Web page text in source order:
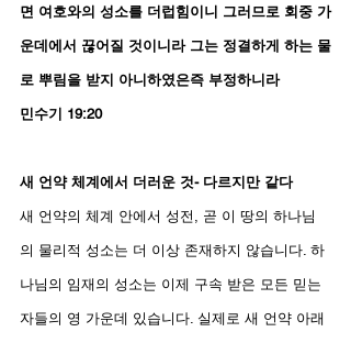
면 여호와의 성소를 더럽힘이니 그러므로 회중 가
운데에서 끊어질 것이니라 그는 정결하게 하는 물
로 뿌림을 받지 아니하였은즉 부정하니라
민수기 19:20
새 언약 체계에서 더러운 것- 다르지만 같다
새 언약의 체계 안에서 성전, 곧 이 땅의 하나님
의 물리적 성소는 더 이상 존재하지 않습니다. 하
나님의 임재의 성소는 이제 구속 받은 모든 믿는
자들의 영 가운데 있습니다. 실제로 새 언약 아래